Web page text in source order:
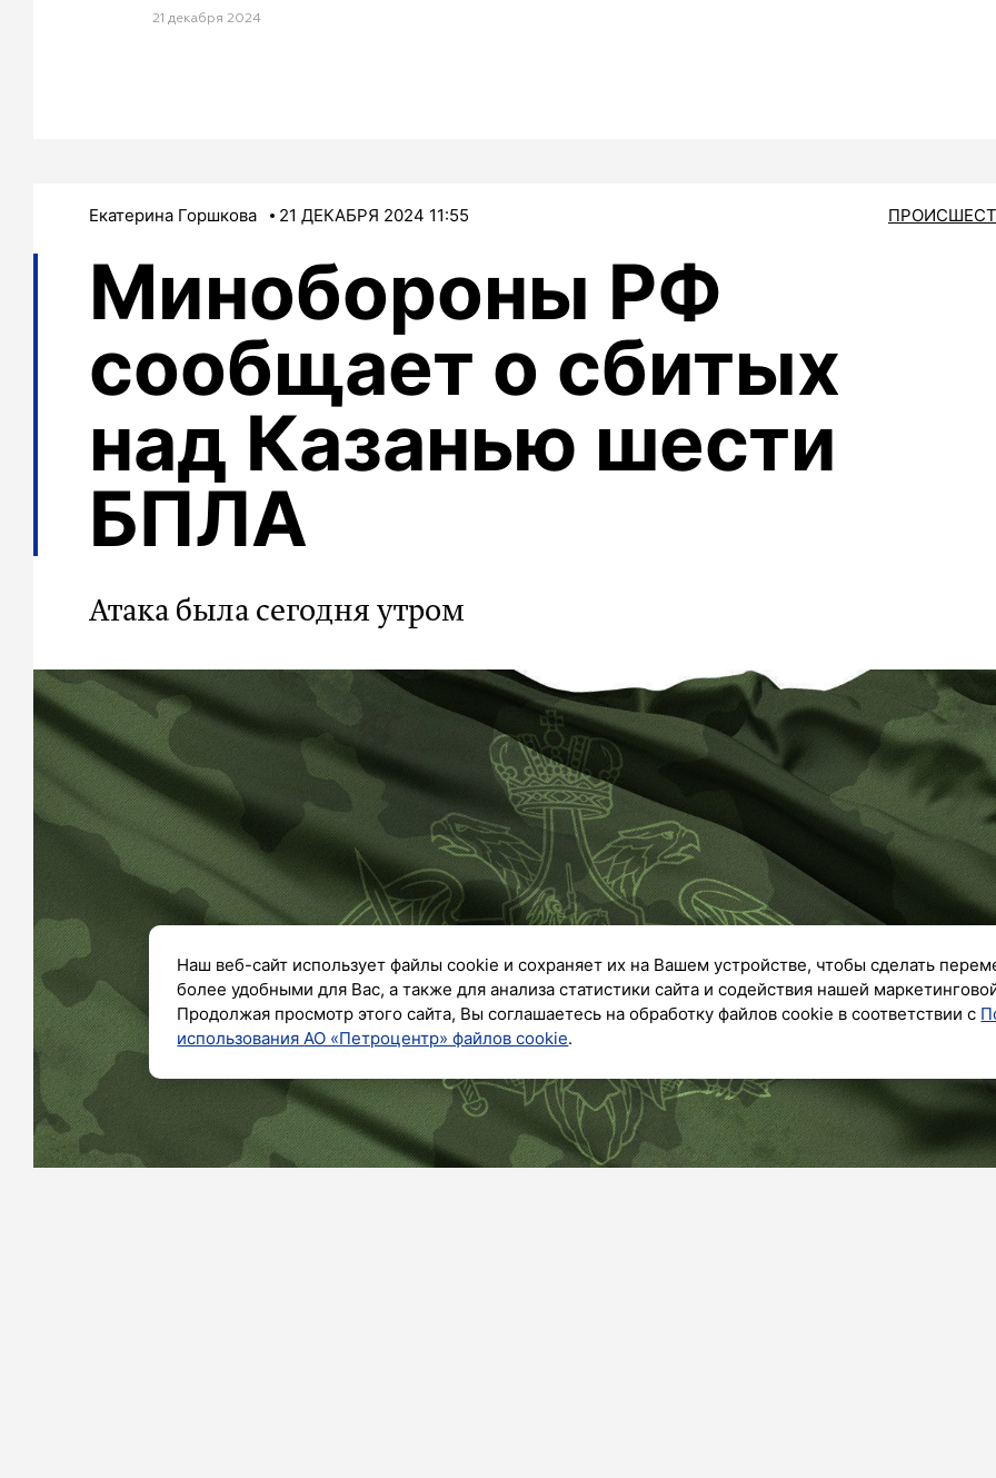
21 декабря 2024
Екатерина Горшкова 21 ДЕКАБРЯ 2024 11:55
Минобороны РФ
сообщает о сбитых
над Казанью шести
БПЛА
Атака была сегодня утром
Наш веб-сайт использует файлы cookie и сохраняет их на Вашем устройстве, чтобы сделать
более удобными для Вас, а также для анализа статистики сайта и содействия нашей
Продолжая просмотр этого сайта, Вы соглашаетесь на обработку файлов cookie в соответствии с
использования АО «Петроцентр» файлов cookie.